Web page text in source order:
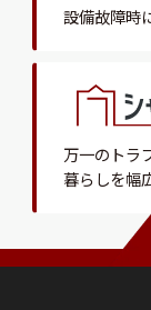
設備故障時
万一のトラ
暮らしを幅